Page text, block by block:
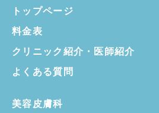
トップページ
料金表
クリニック紹介・ 医師紹介
よくある質問
美容皮膚科